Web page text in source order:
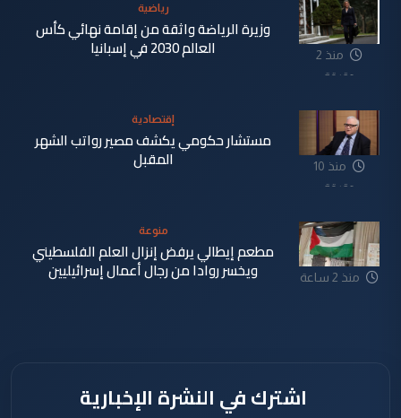
منذ 2
دقيقة
رياضية
وزيرة الرياضة واثقة من إقامة نهائي كأس
العالم 2030 في إسبانيا
منذ 10
دقيقة
إقتصادية
مستشار حكومي يكشف مصير رواتب الشهر
المقبل
منذ 2 ساعة
منوعة
مطعم إيطالي يرفض إنزال العلم الفلسطيني
ويخسر روادا من رجال أعمال إسرائيليين
اشترك في النشرة الإخبارية